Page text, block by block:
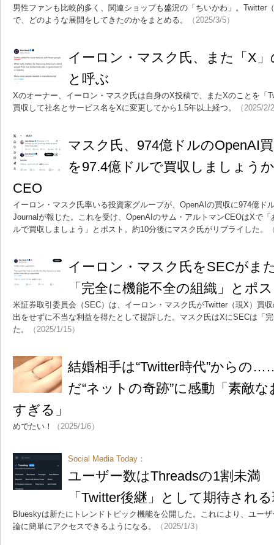
男性ファンも比較的多く、関連ショップも盛況の「ちいかわ」。Twitter
で、どのような展開をしてきたのかをまとめる。
（2025/3/5）
イーロン・マスク氏、また「X
と呼ぶ
Xのオーナー、イーロン・マスク氏は自身のX投稿で、またXのことを「
買収して社名とサービス名をXに変更してから1.5年以上経つ。
（2025/2/
マスク氏、974億ドルのOpenAI
を97.4億ドルで買収しましょう
CEO
イーロン・マスク氏率いる投資家グループが、OpenAIの買収に974億ド
Journalが報じた。これを受け、OpenAIのサム・アルトマンCEOはXで
ルで買収しましょう」とポスト。約10分後にマスク氏がリプライした。
イーロン・マスク氏をSECが
「完全に機能不全の組織」とポ
米証券取引委員会（SEC）は、イーロン・マスク氏がTwitter（現X）買
出をせずに不当な利益を得たとして提訴した。マスク氏はXにSECは「
た。
（2025/1/15）
結婚相手は“Twitter時代”から
だ“ネットの奇跡”に感動「素敵
すぎる」
めでたい！ （2025/1/6）
Social Media Today：
ユーザー数はThreadsの1割未満
「Twitter後継」として期待され
Blueskyは新たにトレンドトピック機能を公開した。これにより、ユー
論に簡単にアクセスできるようになる。
（2025/1/3）